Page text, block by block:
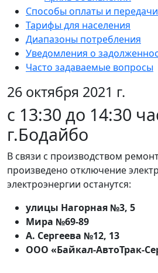
Способы оплаты и
Тарифы для населения
Диапазоны потребления
Уведомления о
Часто задаваемые вопросы
26 октября 2021 г.
c 13:30 до 14:30
г.Бодайбо
В связи с производством
произведено отключение
электроэнергии останутся:
улицы Нагорная №3, 5
Мира №69-89
А. Сергеева №12, 13
ООО «Байкал-АвтоТрак-